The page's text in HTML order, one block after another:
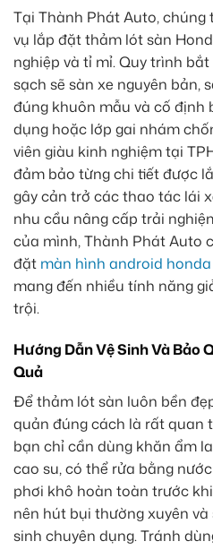
Tại Thành Phát Auto,
vụ lắp đặt thảm lót sàn
nghiệp và tỉ mỉ. Quy trình
sạch sẽ sàn xe nguyên bản,
đúng khuôn mẫu và cố định
dụng hoặc lớp gai nhám
viên giàu kinh nghiệm tại
đảm bảo từng chi tiết được
gây cản trở các thao tác lái
nhu cầu nâng cấp trải
của mình, Thành Phát Auto
đặt màn hình android honda
mang đến nhiều tính năng
trội.
Hướng Dẫn Vệ Sinh Và Bảo
Quả
Để thảm lót sàn luôn bền
quản đúng cách là rất quan
bạn chỉ cần dùng khăn ẩm
cao su, có thể rửa bằng
phơi khô hoàn toàn trước
nên hút bụi thường xuyên
sinh chuyên dụng. Tránh